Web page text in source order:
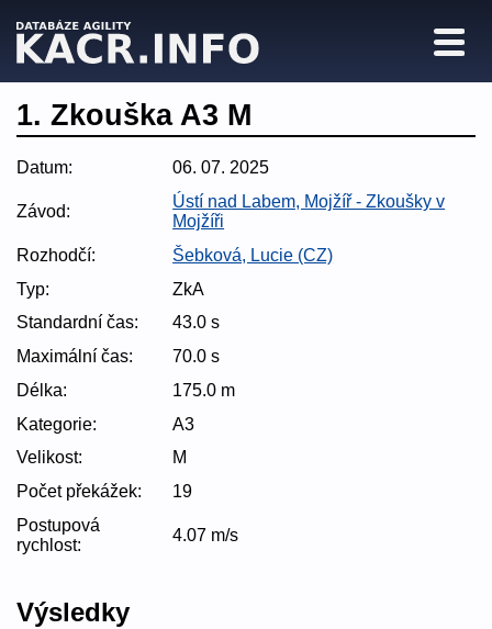
1. Zkouška A3 M
Datum: 06. 07. 2025
Závod:
Ústí nad Labem, Mojžíř - Zkoušky v
Mojžíři
Rozhodčí:
Šebková, Lucie (CZ)
Typ:
ZkA
Standardní čas:
43.0 s
Maximální čas:
70.0 s
Délka:
175.0 m
Kategorie:
A3
Velikost:
M
Počet překážek:
19
Postupová
rychlost:
4.07 m/s
Výsledky